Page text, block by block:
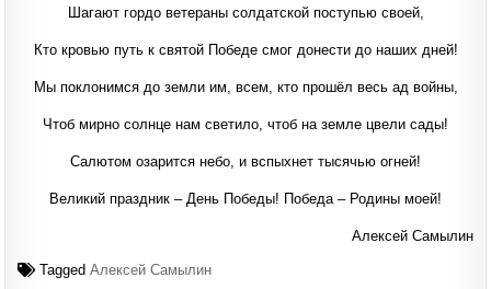
Шагают гордо ветераны солдатской поступью своей,
Кто кровью путь к святой Победе смог донести до наших дней!
Мы поклонимся до земли им, всем, кто прошёл весь ад войны,
Чтоб мирно солнце нам светило, чтоб на земле цвели сады!
Салютом озарится небо, и вспыхнет тысячью огней!
Великий праздник – День Победы! Победа – Родины моей!
Алексей Самылин
TaggedАлексей Самылин